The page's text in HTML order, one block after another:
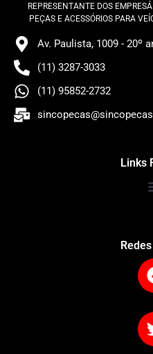
REPRESENTANTE DOS
PEÇAS E ACESSÓRIOS PARA
Av. Paulista, 1009 - 20º
(11) 3287-3033
(11) 95852-2732
Links